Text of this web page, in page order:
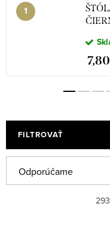
FILTROVAŤ
a
Odporúčame
293